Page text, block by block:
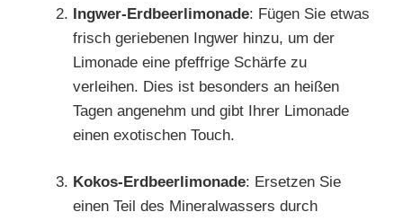
Ingwer-Erdbeerlimonade: Fügen Sie etwas
frisch geriebenen Ingwer hinzu, um der
Limonade eine pfeffrige Schärfe zu
verleihen. Dies ist besonders an heißen
Tagen angenehm und gibt Ihrer Limonade
einen exotischen Touch.
Kokos-Erdbeerlimonade: Ersetzen Sie
einen Teil des Mineralwassers durch